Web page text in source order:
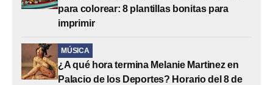
para colorear: 8 plantillas bonitas para
imprimir
MÚSICA
¿A qué hora termina Melanie Martinez en
Palacio de los Deportes? Horario del 8 de